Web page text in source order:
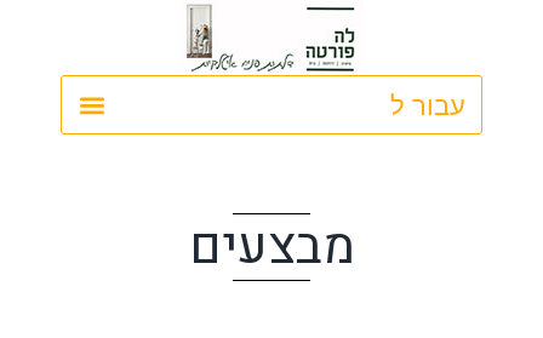
מבצעים